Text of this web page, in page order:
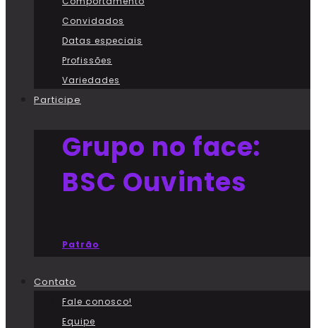
Convidados
Datas especiais
Profissões
Variedades
Participe
Grupo no face:
BSC Ouvintes
Patrão
Contato
Fale conosco!
Equipe